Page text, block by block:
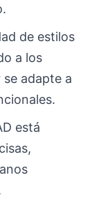
de estilos
a los
adapte a
está